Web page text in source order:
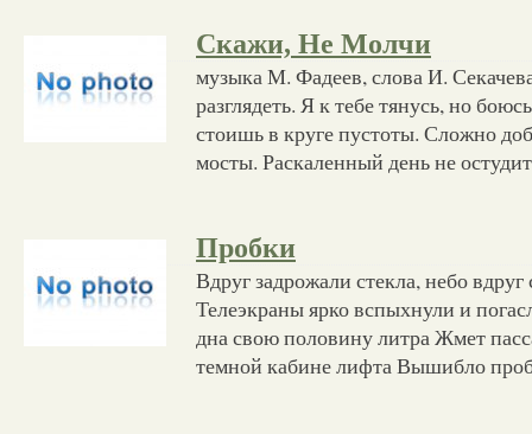
Скажи, Не Молчи
музыка М. Фадеев, слова И.
разглядеть. Я к тебе тянусь, но
стоишь в круге пустоты. Сложно
мосты. Раскаленный день не
Пробки
Вдруг задрожали стекла, небо
Телеэкраны ярко вспыхнули и
дна свою половину литра Жмет
темной кабине лифта Вышибло